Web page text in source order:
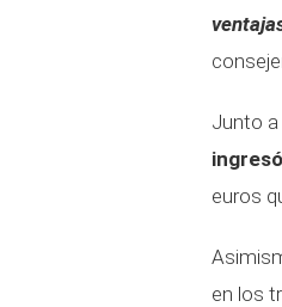
Junto a
euros
en los